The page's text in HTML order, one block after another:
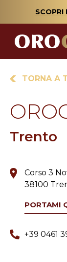
SCOPRI
TORNA A
Trento
Corso 3
38100
PORTAMI
+39 0461